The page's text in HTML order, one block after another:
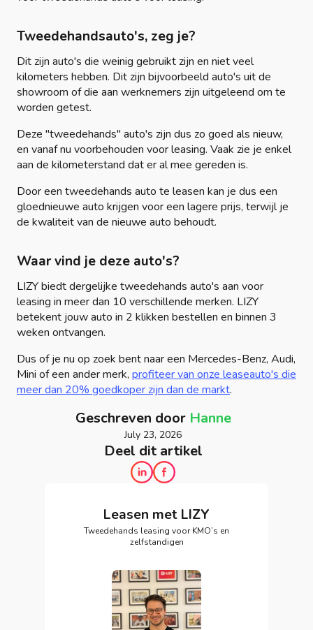
Tweedehandsauto's, zeg je?
Dit zijn auto's die weinig gebruikt zijn en niet veel
kilometers hebben. Dit zijn bijvoorbeeld auto's uit de
showroom of die aan werknemers zijn uitgeleend om te
worden getest.
Deze "tweedehands" auto's zijn dus zo goed als nieuw,
en vanaf nu voorbehouden voor leasing. Vaak zie je enkel
aan de kilometerstand dat er al mee gereden is.
Door een tweedehands auto te leasen kan je dus een
gloednieuwe auto krijgen voor een lagere prijs, terwijl je
de kwaliteit van de nieuwe auto behoudt.
Waar vind je deze auto's?
LIZY biedt dergelijke tweedehands auto's aan voor
leasing in meer dan 10 verschillende merken. LIZY
betekent jouw auto in 2 klikken bestellen en binnen 3
weken ontvangen.
Dus of je nu op zoek bent naar een Mercedes-Benz, Audi,
Mini of een ander merk, profiteer van onze leaseauto's die
meer dan 20% goedkoper zijn dan de markt.
Geschreven door Hanne
July 23, 2026
Deel dit artikel
Leasen met LIZY
Tweedehands leasing voor KMO’s en
zelfstandigen